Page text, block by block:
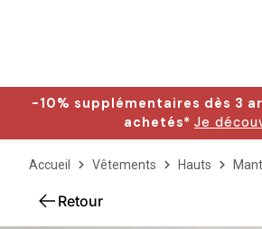
-10% supplémentaires dès 3
achetés* Je
Accueil Vêtements Hauts
Retour